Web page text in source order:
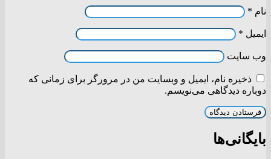
نام *
ایمیل *
وب‌ سایت
ذخیره نام، ایمیل و وبسایت من در مرورگر برای زمانی که
دوباره دیدگاهی می‌نویسم.
بایگانی‌ها